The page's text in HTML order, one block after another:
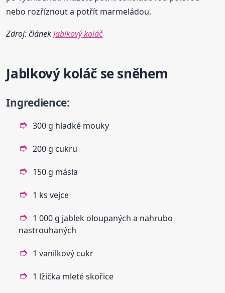
nebo rozříznout a potřít marmeládou.
Zdroj: článekJablkový koláč
Jablkový koláč se sněhem
Ingredience:
300 g hladké mouky
200 g cukru
150 g másla
1 ks vejce
1 000 g jablek oloupaných a nahrubo
nastrouhaných
1 vanilkový cukr
1 lžička mleté skořice